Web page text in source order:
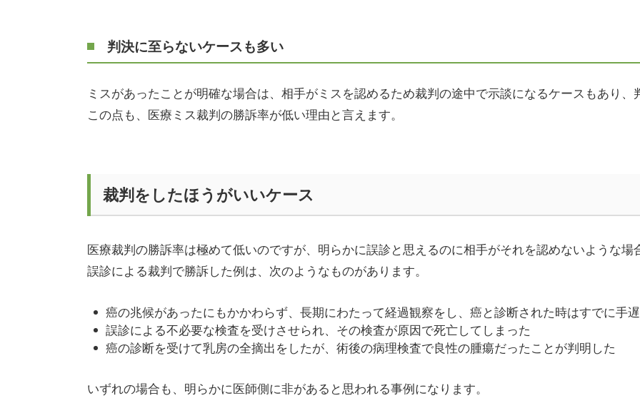
判決に至らないケースも多い
ミスがあったことが明確な場合は、相手がミスを認めるため裁判の途中で示談になるケースもあり
この点も、医療ミス裁判の勝訴率が低い理由と言えます。
裁判をしたほうがいいケース
医療裁判の勝訴率は極めて低いのですが、明らかに誤診と思えるのに相手がそれを認めないような
誤診による裁判で勝訴した例は、次のようなものがあります。
癌の兆候があったにもかかわらず、長期にわたって経過観察をし、癌と診断された時はすでに手
誤診による不必要な検査を受けさせられ、その検査が原因で死亡してしまった
癌の診断を受けて乳房の全摘出をしたが、術後の病理検査で良性の腫瘍だったことが判明した
いずれの場合も、明らかに医師側に非があると思われる事例になります。